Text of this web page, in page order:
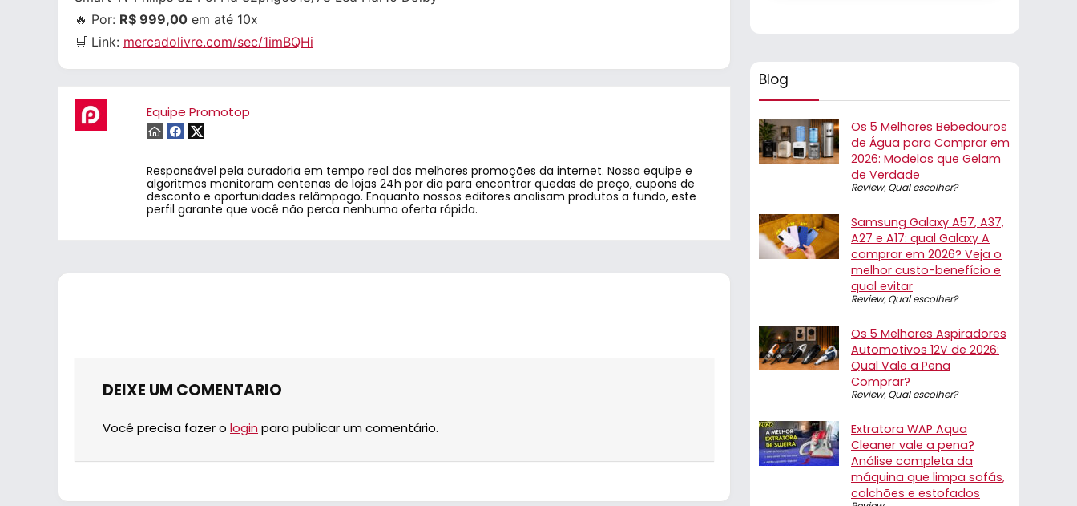
🔥 Por: R$ 999,00 em até 10x
🛒 Link: mercadolivre.com/sec/1imBQHi
Equipe Promotop
Responsável pela curadoria em tempo real das melhores promoções da internet. Nossa equipe e
algoritmos monitoram centenas de lojas 24h por dia para encontrar quedas de preço, cupons de
desconto e oportunidades relâmpago. Enquanto nossos editores analisam produtos a fundo, este
perfil garante que você não perca nenhuma oferta rápida.
DEIXE UM COMENTARIO
Você precisa fazer o login para publicar um comentário.
Blog
Os 5 Melhores Bebedouros
de Água para Comprar em
2026: Modelos que Gelam
de Verdade
Review, Qual escolher?
Samsung Galaxy A57, A37,
A27 e A17: qual Galaxy A
comprar em 2026? Veja o
melhor custo-benefício e
qual evitar
Review, Qual escolher?
Os 5 Melhores Aspiradores
Automotivos 12V de 2026:
Qual Vale a Pena
Comprar?
Review, Qual escolher?
Extratora WAP Aqua
Cleaner vale a pena?
Análise completa da
máquina que limpa sofás,
colchões e estofados